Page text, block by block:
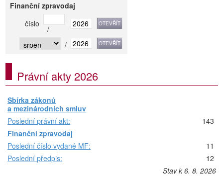
Finanční zpravodaj
číslo
/
/
Právní akty 2026
Sbírka zákonů
a mezinárodních smluv
Poslední právní akt:
143
Finanční zpravodaj
Poslední číslo vydané MF:
11
Poslední předpis:
12
Stav k 6. 8. 2026